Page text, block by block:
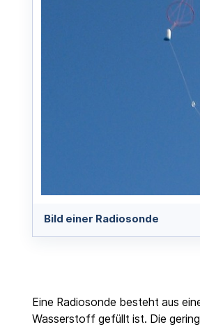
Bild einer Radiosonde
Eine Radiosonde besteht aus
Wasserstoff gefüllt ist. Die